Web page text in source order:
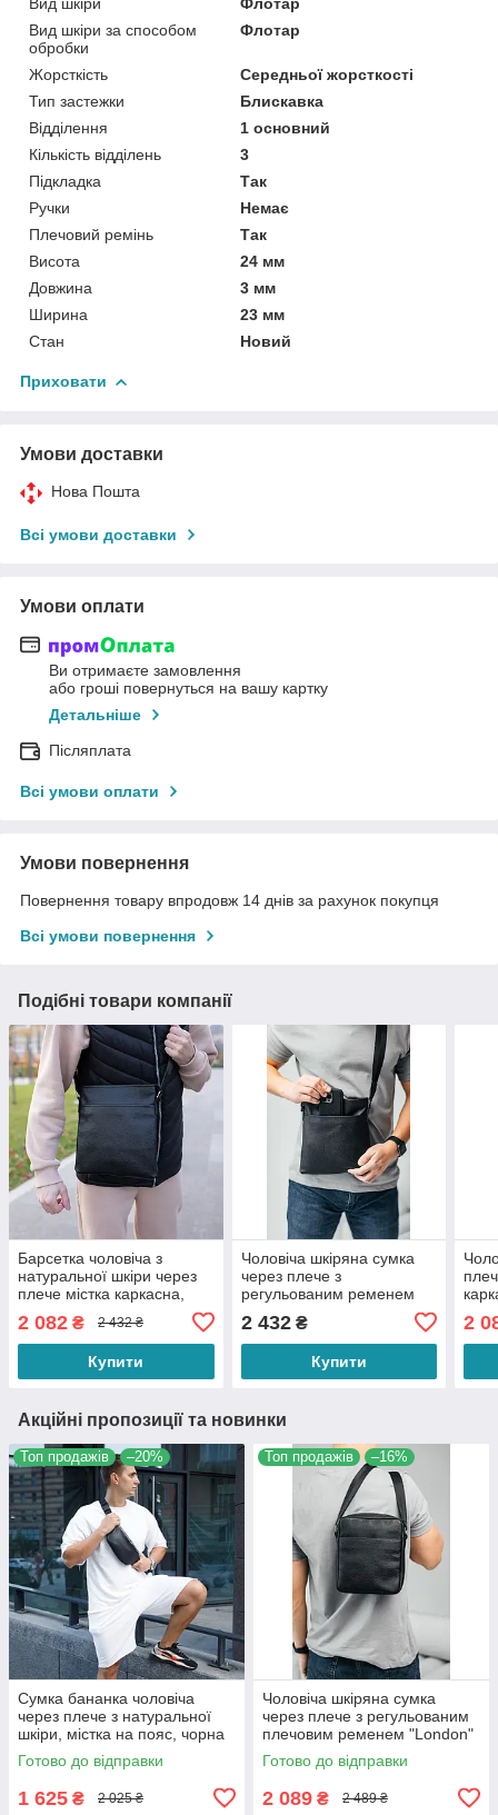
Вид шкіри за способом
обробки
Флотар
Жорсткість
Середньої жорсткості
Тип застежки
Блискавка
Відділення
1 основний
Кількість відділень
3
Підкладка
Так
Ручки
Немає
Плечовий ремінь
Так
Висота
24 мм
Довжина
3 мм
Ширина
23 мм
Стан
Новий
Приховати
Умови доставки
Нова Пошта
Всі умови доставки
Умови оплати
Ви отримаєте замовлення
або гроші повернуться на вашу картку
Детальніше
Післяплата
Всі умови оплати
Умови повернення
Повернення товару впродовж 14 днів за рахунок покупця
Всі умови повернення
Подібні товари компанії
Барсетка чоловіча з
натуральної шкіри через
плече містка каркасна,
2 082 ₴ 2 432 ₴
Купити
Чоловіча шкіряна сумка
через плече з
регульованим ременем
"Флеш Ап" на 3 відділення
2 432₴
Купити
2
Акційні пропозиції та новинки
Топ продажів –20%
Сумка бананка чоловіча
через плече з натуральної
шкіри, містка на пояс, чорна
Готово до відправки
1 625 ₴ 2 025 ₴
Топ продажів –16%
Чоловіча шкіряна сумка
через плече з регульованим
плечовим ременем "London"
на 3 відділення
Готово до відправки
2 089 ₴ 2 489 ₴